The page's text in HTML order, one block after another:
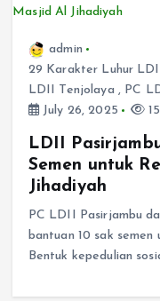
admin
29 Karakter Luhur
LDII Tenjolaya , PC
July 26, 2025
LDII
Semen untuk
Jihadiyah
PC LDII Pasirjambu
bantuan 10 sak semen
Bentuk kepedulian